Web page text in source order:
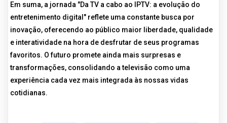
Em suma, a jornada "Da TV a cabo ao IPTV: a evolução do
entretenimento digital" reflete uma constante busca por
inovação, oferecendo ao público maior liberdade, qualidade
e interatividade na hora de desfrutar de seus programas
favoritos. O futuro promete ainda mais surpresas e
transformações, consolidando a televisão como uma
experiência cada vez mais integrada às nossas vidas
cotidianas.